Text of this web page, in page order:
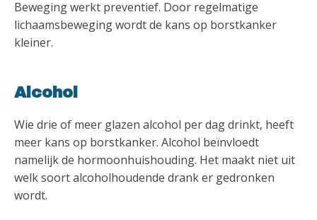
Beweging werkt preventief. Door regelmatige
lichaamsbeweging wordt de kans op borstkanker
kleiner.
Alcohol
Wie drie of meer glazen alcohol per dag drinkt, heeft
meer kans op borstkanker. Alcohol beïnvloedt
namelijk de hormoonhuishouding. Het maakt niet uit
welk soort alcoholhoudende drank er gedronken
wordt.